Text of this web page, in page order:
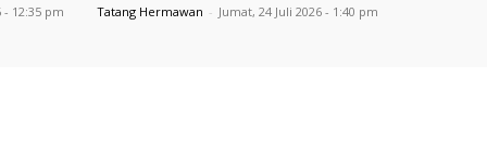
- 12:35 pm Tatang Hermawan - Jumat, 24 Juli 2026 - 1:40 pm